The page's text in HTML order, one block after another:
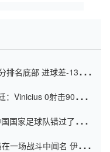
排名底部 进球差-13令人
Vinicius 0射击90分钟
国家足球队错过了世界
一场战斗中闻名 伊万放